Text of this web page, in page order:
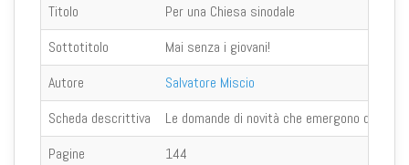
Titolo
Per una Chiesa sinodale
Sottotitolo
Mai senza i giovani!
Autore
Salvatore Miscio
Scheda descrittiva
Le domande di novità che emergono dagli
Pagine
144